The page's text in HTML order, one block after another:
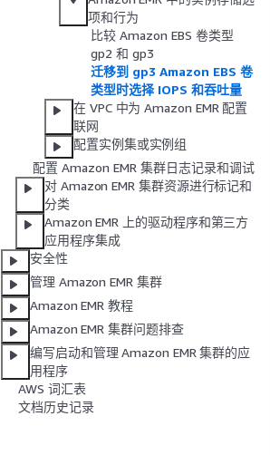
项和行为
比较 Amazon EBS 卷类型
gp2 和 gp3
迁移到 gp3 Amazon EBS 卷
类型时选择 IOPS 和吞吐量
在 VPC 中为 Amazon EMR 配置
联网
配置实例集或实例组
配置 Amazon EMR 集群日志记录和调试
对 Amazon EMR 集群资源进行标记和
分类
Amazon EMR 上的驱动程序和第三方
应用程序集成
安全性
管理 Amazon EMR 集群
Amazon EMR 教程
Amazon EMR 集群问题排查
编写启动和管理 Amazon EMR 集群的应
用程序
AWS 词汇表
文档历史记录